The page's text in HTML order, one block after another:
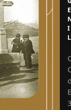
E
I
L